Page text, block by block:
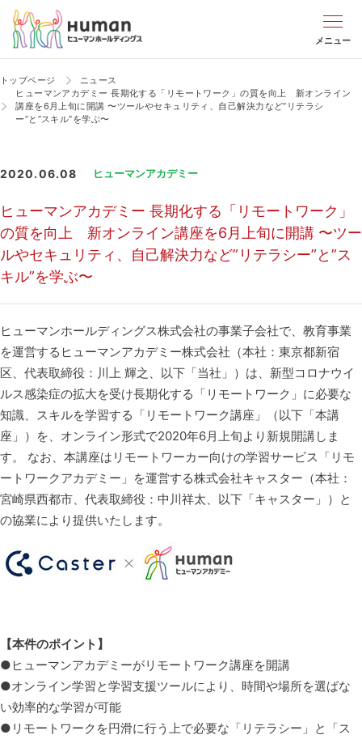
メニュー
トップページ
ニュース
ヒューマンアカデミー 長期化する「リモートワーク」の質を向上 新オンライン
講座を6月上旬に開講 〜ツールやセキュリティ、自己解決力など”リテラシ
ー”と”スキル”を学ぶ〜
2020.06.08 ヒューマンアカデミー
ヒューマンアカデミー 長期化する「リモートワーク」
の質を向上 新オンライン講座を6月上旬に開講 〜ツー
ルやセキュリティ、自己解決力など”リテラシー”と”ス
キル”を学ぶ〜
ヒューマンホールディングス株式会社の事業子会社で、教育事業
を運営するヒューマンアカデミー株式会社（本社：東京都新宿
区、代表取締役：川上 輝之、以下「当社」）は、新型コロナウイ
ルス感染症の拡大を受け長期化する「リモートワーク」に必要な
知識、スキルを学習する「リモートワーク講座」（以下「本講
座」）を、オンライン形式で2020年6月上旬より新規開講しま
す。 なお、本講座はリモートワーカー向けの学習サービス「リモ
ートワークアカデミー」を運営する株式会社キャスター（本社：
宮崎県西都市、代表取締役：中川祥太、以下「キャスター」）と
の協業により提供いたします。
【本件のポイント】
●ヒューマンアカデミーがリモートワーク講座を開講
●オンライン学習と学習支援ツールにより、時間や場所を選ばな
い効率的な学習が可能
●リモートワークを円滑に行う上で必要な「リテラシー」と「ス